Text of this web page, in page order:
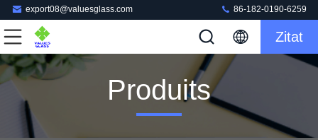
export08@valuesglass.com 86-182-0190-6259
Zitat
Produits